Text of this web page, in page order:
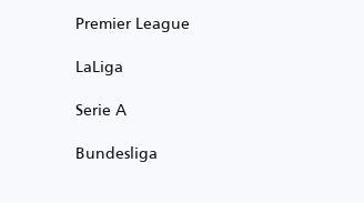
Premier League
LaLiga
Serie A
Bundesliga